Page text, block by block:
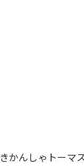
かんしゃトーマ